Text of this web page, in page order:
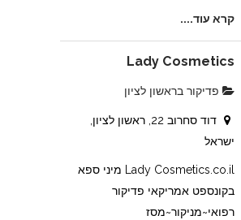
קרא עוד....
Lady Cosmetics
פדיקור בראשון לציון
דוד סחרוב 22, ראשון לציון,
ישראל
Lady Cosmetics.co.il מיני ספא
בקונספט אמריקאי פדיקור
רפואי~מניקור~מסז